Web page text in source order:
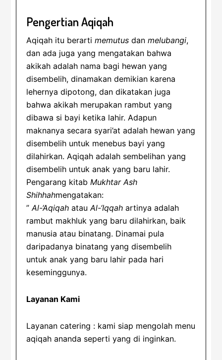
Pengertian Aqiqah
Aqiqah itu berartimemutus danmelubangi,
dan ada juga yang mengatakan bahwa
akikah adalah nama bagi hewan yang
disembelih, dinamakan demikian karena
lehernya dipotong, dan dikatakan juga
bahwa akikah merupakan rambut yang
dibawa si bayi ketika lahir. Adapun
maknanya secara syari’at adalah hewan yang
disembelih untuk menebus bayi yang
dilahirkan. Aqiqah adalah sembelihan yang
disembelih untuk anak yang baru lahir.
Pengarang kitabMukhtar Ash
Shihhahmengatakan:
”Al-‘Aqiqah atauAl-‘Iqqah artinya adalah
rambut makhluk yang baru dilahirkan, baik
manusia atau binatang. Dinamai pula
daripadanya binatang yang disembelih
untuk anak yang baru lahir pada hari
keseminggunya.
Layanan Kami
Layanan catering : kami siap mengolah menu
aqiqah ananda seperti yang di inginkan.